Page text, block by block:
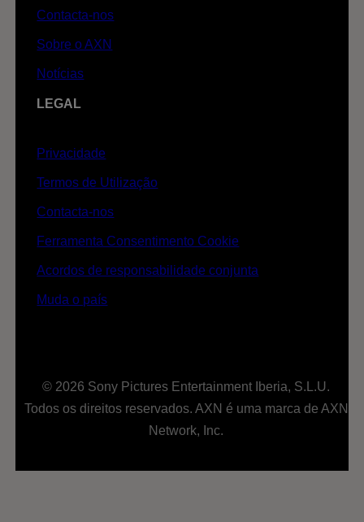
Contacta-nos
Sobre o AXN
Notícias
LEGAL
Privacidade
Termos de Utilização
Contacta-nos
Ferramenta Consentimento Cookie
Acordos de responsabilidade conjunta
Muda o país
© 2026 Sony Pictures Entertainment Iberia, S.L.U.
Todos os direitos reservados. AXN é uma marca de AXN
Network, Inc.